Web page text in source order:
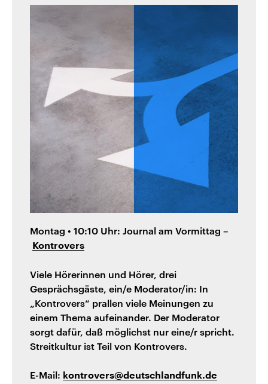
Montag • 10:10 Uhr: Journal am Vormittag –
Kontrovers
Viele Hörerinnen und Hörer, drei
Gesprächsgäste, ein/e Moderator/in: In
„Kontrovers“ prallen viele Meinungen zu
einem Thema aufeinander. Der Moderator
sorgt dafür, daß möglichst nur eine/r spricht.
Streitkultur ist Teil von Kontrovers.
E-Mail: kontrovers@deutschlandfunk.de